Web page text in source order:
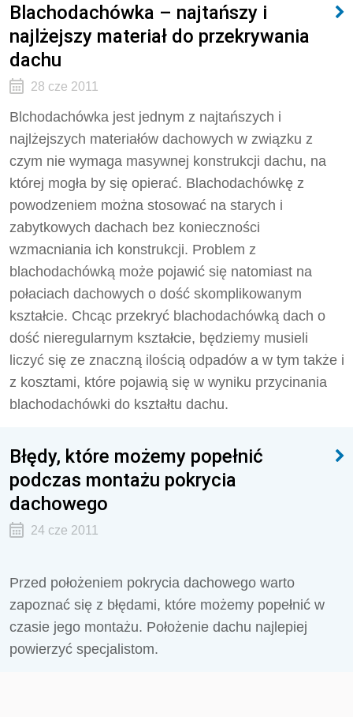
Blachodachówka – najtańszy i
najlżejszy materiał do przekrywania
dachu
28 cze 2011
Blchodachówka jest jednym z najtańszych i
najlżejszych materiałów dachowych w związku z
czym nie wymaga masywnej konstrukcji dachu, na
której mogła by się opierać. Blachodachówkę z
powodzeniem można stosować na starych i
zabytkowych dachach bez konieczności
wzmacniania ich konstrukcji. Problem z
blachodachówką może pojawić się natomiast na
połaciach dachowych o dość skomplikowanym
kształcie. Chcąc przekryć blachodachówką dach o
dość nieregularnym kształcie, będziemy musieli
liczyć się ze znaczną ilością odpadów a w tym także i
z kosztami, które pojawią się w wyniku przycinania
blachodachówki do kształtu dachu.
Błędy, które możemy popełnić
podczas montażu pokrycia
dachowego
24 cze 2011
Przed położeniem pokrycia dachowego warto
zapoznać się z błędami, które możemy popełnić w
czasie jego montażu. Położenie dachu najlepiej
powierzyć specjalistom.